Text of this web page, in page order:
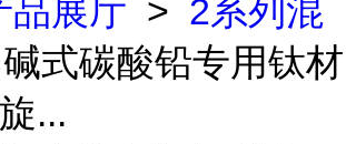
品展厅 > 2系列混
式碳酸铅专用钛材
...